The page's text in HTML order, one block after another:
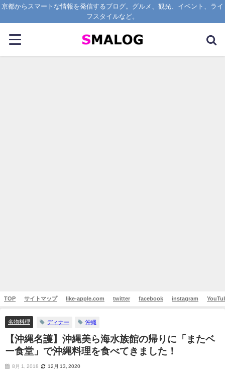
京都からスマートな情報を発信するブログ。グルメ、観光、イベント、ライ
フスタイルなど。
TOP サイトマップ like-apple.com twitter facebook instagram
名物料理 ディナー 沖縄
【沖縄名護】沖縄美ら海水族館の帰りに「またベ
ー食堂」で沖縄料理を食べてきました！
8月 1, 2018 12月 13, 2020